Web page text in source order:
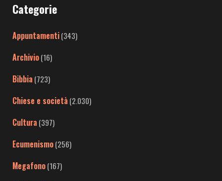
Categorie
Appuntamenti(343)
Archivio(16)
Bibbia (723)
Chiese e società (2.030)
Cultura (397)
Ecumenismo(256)
Megafono(167)